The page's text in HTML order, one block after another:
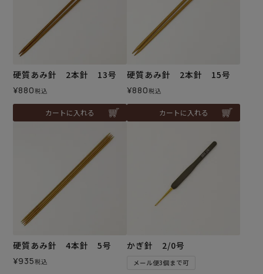
硬質あみ針 2本針 13号
¥880税込
カートに入れる
硬質あみ針 2本針 15号
¥880税込
カートに入れる
硬質あみ針 4本針 5号
¥935税込
かぎ針 2/0号
メール便3個まで可